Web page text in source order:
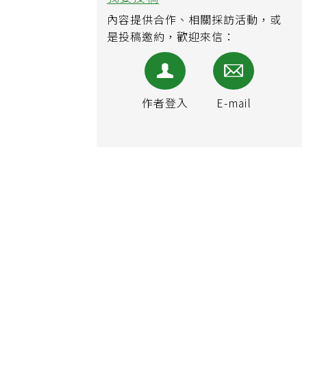
內容提供合作、相關採訪活動，或
是投稿邀約，歡迎來信：
作者登入 E-mail